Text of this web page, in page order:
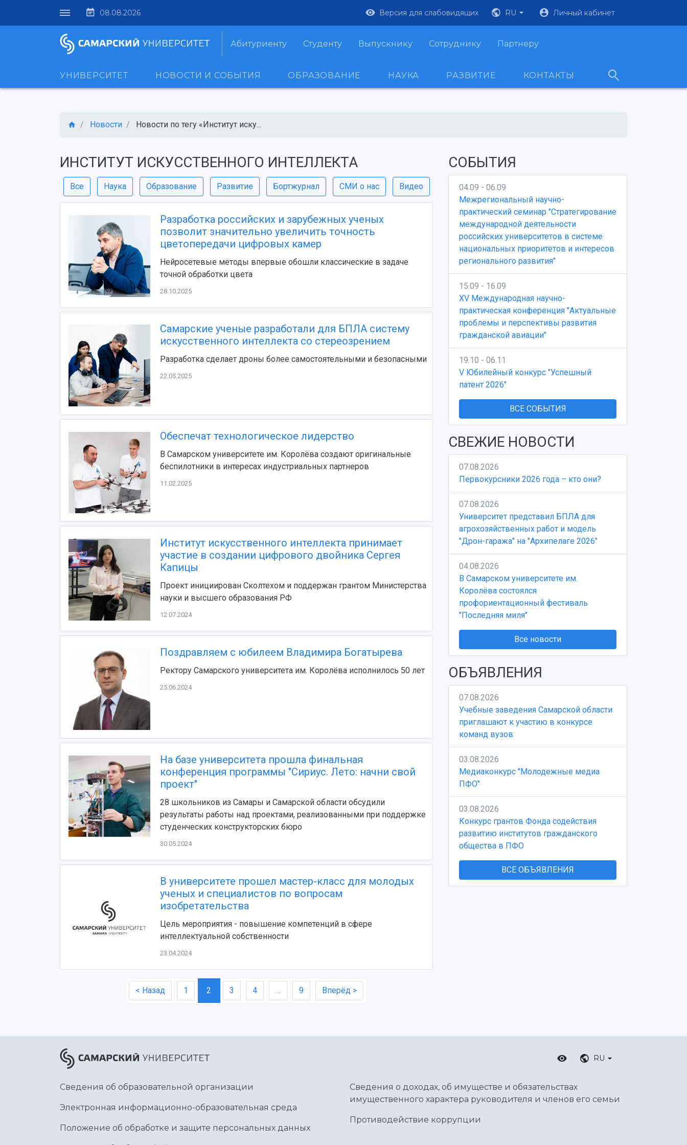
08.08.2026 Версия для слабовидящих RU Личный кабинет
Абитуриенту Студенту Выпускнику Сотруднику Партнеру
УНИВЕРСИТЕТ НОВОСТИ И СОБЫТИЯ ОБРАЗОВАНИЕ НАУКА РАЗВИТИЕ КОНТАКТЫ
Новости Новости по тегу «Институт иску...
ИНСТИТУТ ИСКУССТВЕННОГО ИНТЕЛЛЕКТА
Все Наука Образование Развитие Бортжурнал СМИ о нас Видео
Разработка российских и зарубежных ученых
позволит значительно увеличить точность
цветопередачи цифровых камер
Нейросетевые методы впервые обошли классические в задаче
точной обработки цвета
28.10.2025
Самарские ученые разработали для БПЛА систему
искусственного интеллекта со стереозрением
Разработка сделает дроны более самостоятельными и безопасными
22.05.2025
Обеспечат технологическое лидерство
В Самарском университете им. Королёва создают оригинальные
беспилотники в интересах индустриальных партнеров
11.02.2025
Институт искусственного интеллекта принимает
участие в создании цифрового двойника Сергея
Капицы
Проект инициирован Сколтехом и поддержан грантом Министерства
науки и высшего образования РФ
12.07.2024
Поздравляем с юбилеем Владимира Богатырева
Ректору Самарского университета им. Королёва исполнилось 50 лет
25.06.2024
На базе университета прошла финальная
конференция программы "Сириус. Лето: начни свой
проект"
28 школьников из Самары и Самарской области обсудили
результаты работы над проектами, реализованными при поддержке
студенческих конструкторских бюро
30.05.2024
В университете прошел мастер-класс для молодых
ученых и специалистов по вопросам
изобретательства
Цель мероприятия - повышение компетенций в сфере
интеллектуальной собственности
23.04.2024
< Назад 1 2 3 4 9 Вперёд >
СОБЫТИЯ
04.09 - 06.09
Межрегиональный научно-
практический семинар "Стратегирование
международной деятельности
российских университетов в системе
национальных приоритетов и интересов
регионального развития"
15.09 - 16.09
XV Международная научно-
практическая конференция "Актуальные
проблемы и перспективы развития
гражданской авиации"
19.10 - 06.11
V Юбилейный конкурс "Успешный
патент 2026"
ВСЕ СОБЫТИЯ
СВЕЖИЕ НОВОСТИ
07.08.2026
Первокурсники 2026 года – кто они?
07.08.2026
Университет представил БПЛА для
агрохозяйственных работ и модель
"Дрон-гаража" на "Архипелаге 2026"
04.08.2026
В Самарском университете им.
Королёва состоялся
профориентационный фестиваль
"Последняя миля"
Все новости
ОБЪЯВЛЕНИЯ
07.08.2026
Учебные заведения Самарской области
приглашают к участию в конкурсе
команд вузов
03.08.2026
Медиаконкурс "Молодежные медиа
ПФО"
03.08.2026
Конкурс грантов Фонда содействия
развитию институтов гражданского
общества в ПФО
ВСЕ ОБЪЯВЛЕНИЯ
RU
Сведения об образовательной организации
Электронная информационно-образовательная среда
Положение об обработке и защите персональных данных
Сведения о доходах, об имуществе и обязательствах
имущественного характера руководителя и членов его семьи
Противодействие коррупции